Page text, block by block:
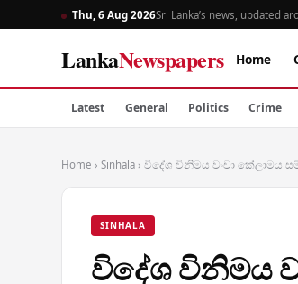
Thu, 6 Aug 2026Sri Lanka’s news, updated
LankaNewspapers Home
Latest General Politics Crime
Home › Sinhala › විදේශ විනිමය වංචා කේලාමය
SINHALA
විදේශ විනිමය